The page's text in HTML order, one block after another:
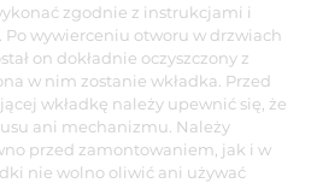
zgodnie z instrukcjami i
wywierceniu otworu w drzwiach
on dokładnie oczyszczony z
w nim zostanie wkładka. Przed
wkładkę należy upewnić się, że
ani mechanizmu. Należy
przed zamontowaniem, jak i w
nie wolno oliwić ani używać